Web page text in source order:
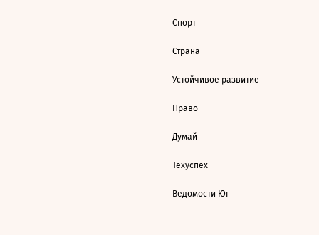
Спорт
Страна
Устойчивое развитие
Право
Думай
Техуспех
Ведомости Юг